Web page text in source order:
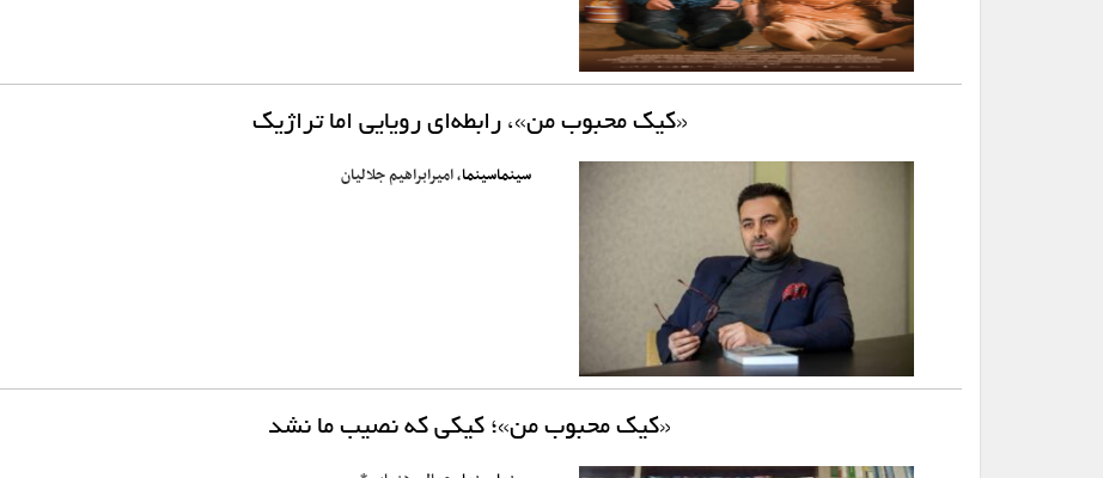
«کیک محبوب من»، رابطه‌ای رویایی اما تراژیک
سینماسینما، امیرابراهیم جلالیان
«کیک محبوب من»؛ کیکی که نصیب ما نشد